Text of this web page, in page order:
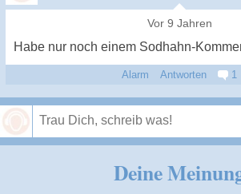
Vor 9 Jahren
Habe nur noch einem Sodhahn-
Alarm Antworten 1
Deine